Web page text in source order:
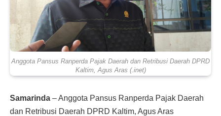
Anggota Pansus Ranperda Pajak Daerah dan Retribusi Daerah DPRD
Kaltim, Agus Aras (.inet)
Samarinda – Anggota Pansus Ranperda Pajak Daerah
dan Retribusi Daerah DPRD Kaltim, Agus Aras